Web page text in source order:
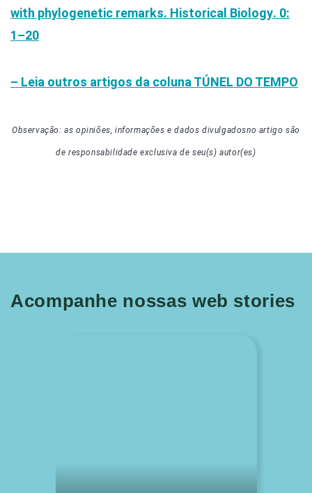
with phylogenetic remarks. Historical Biology. 0:
1–20
– Leia outros artigos da coluna TÚNEL DO TEMPO
Observação: as opiniões, informações e dados divulgadosno artigosão
de responsabilidade exclusiva de seu(s) autor(es)
Acompanhe nossas web stories